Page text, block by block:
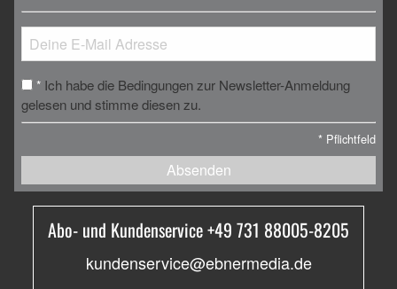
* Ich habe die Bedingungen zur Newsletter-Anmeldung
gelesen und stimme diesen zu.
* Pflichtfeld
Absenden
Abo- und Kundenservice +49 731 88005-8205
kundenservice@ebnermedia.de